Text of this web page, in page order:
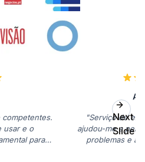
usar e o
para a
"Serviço de
ajudou-me a
problemas e a
Next
Slide